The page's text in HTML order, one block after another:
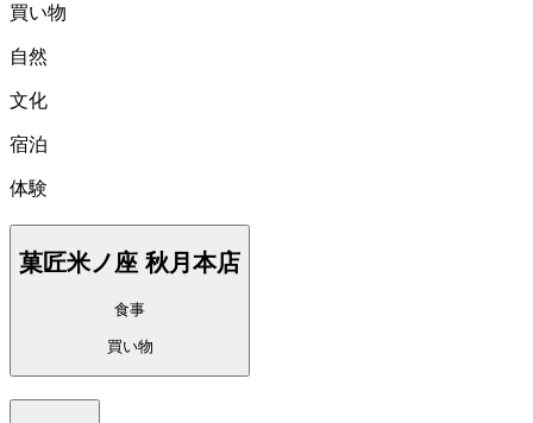
買い物
自然
文化
宿泊
体験
菓匠米ノ座 秋月本店
食事
買い物